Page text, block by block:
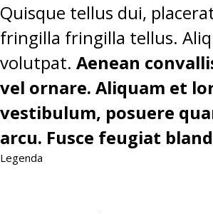
Quisque tellus dui,
fringilla fringilla tellus.
volutpat. Aenean
vel ornare. Aliquam et
vestibulum, posuere
arcu. Fusce feugiat
Legenda